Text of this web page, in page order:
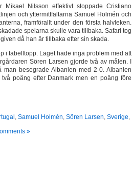
Mikael Nilsson effektivt stoppade Cristiano
och yttermittfältarna Samuel Holmén och
framförallt under den första halvleken.
spelarna skulle vara tillbaka. Safari tog
då han är tillbaka efter sin skada.
i tabelltopp. Laget hade inga problem med att
Sören Larsen gjorde två av målen. I
besegrade Albanien med 2-0. Albanien
poäng efter Danmark men en poäng före
, Samuel Holmén, Sören Larsen, Sverige,
»